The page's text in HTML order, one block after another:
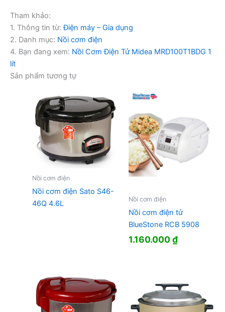
Tham khảo:
1. Thông tin từ:Điện máy – Gia dụng
2. Danh mục: Nồi cơm điện
4. Bạn đang xem: Nồi Cơm Điện Tử Midea MRD100T1BDG 1
lít
Sản phẩm tương tự
Nồi cơm điện
Nồi cơm điện Sato S46-
46Q 4.6L
Nồi cơm điện
Nồi cơm điện tử
BlueStone RCB 5908
1.160.000₫